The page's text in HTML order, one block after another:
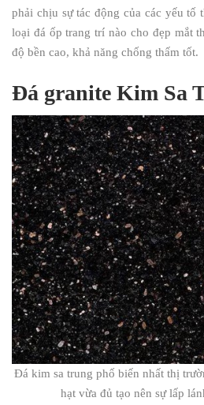
phải chịu sự tác động của các yếu tố
loại đá ốp trang trí nào cho đẹp mắt
độ bền cao, khả năng chống thấm tốt.
Đá granite Kim Sa
Đá kim sa trung phố biến nhất thị
hạt vừa đủ tạo nên sự lấp